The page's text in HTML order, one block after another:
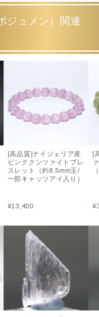
ジュメン）関連
[高品質]ナイジェリア産
ピンククンツァイトブレ
スレット（約8.5mm玉/
一部キャッツアイ入り）
¥13,400
[
¥